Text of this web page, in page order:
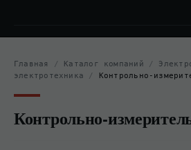
Главная / Каталог компаний /
электротехника / Контрольно-
Контрольно-